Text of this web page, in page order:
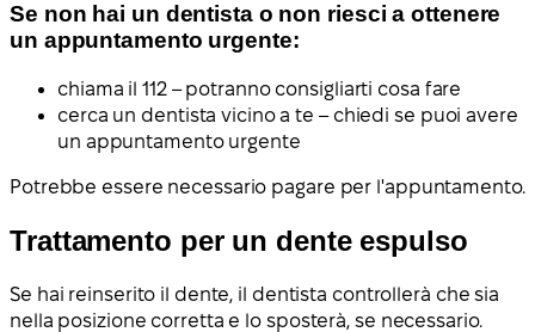
Se non hai un dentista o non riesci a ottenere
un appuntamento urgente:
chiama il 112 – potranno consigliarti cosa fare
cerca un dentista vicino a te – chiedi se puoi avere
un appuntamento urgente
Potrebbe essere necessario pagare per l'appuntamento.
Trattamento per un dente espulso
Se hai reinserito il dente, il dentista controllerà che sia
nella posizione corretta e lo sposterà, se necessario.